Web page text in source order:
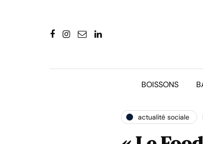
BOISSONS
actualité sociale